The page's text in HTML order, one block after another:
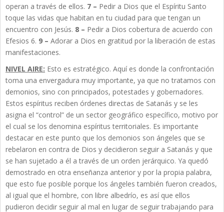
operan a través de ellos. 7 – Pedir a Dios que el Espíritu Santo
toque las vidas que habitan en tu ciudad para que tengan un
encuentro con Jesús. 8 – Pedir a Dios cobertura de acuerdo con
Efesios 6. 9 – Adorar a Dios en gratitud por la liberación de estas
manifestaciones.
NIVEL AIRE: Esto es estratégico. Aquí es donde la confrontación
toma una envergadura muy importante, ya que no tratamos con
demonios, sino con principados, potestades y gobernadores.
Estos espíritus reciben órdenes directas de Satanás y se les
asigna el “control” de un sector geográfico específico, motivo por
el cual se los denomina espíritus territoriales. Es importante
destacar en este punto que los demonios son ángeles que se
rebelaron en contra de Dios y decidieron seguir a Satanás y que
se han sujetado a él a través de un orden jerárquico. Ya quedó
demostrado en otra enseñanza anterior y por la propia palabra,
que esto fue posible porque los ángeles también fueron creados,
al igual que el hombre, con libre albedrío, es así que ellos
pudieron decidir seguir al mal en lugar de seguir trabajando para